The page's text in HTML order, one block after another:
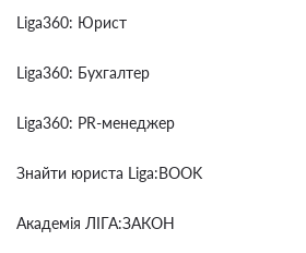
Liga360: Юрист
Liga360: Бухгалтер
Liga360: PR-менеджер
Знайти юриста Liga:BOOK
Академія ЛІГА:ЗАКОН